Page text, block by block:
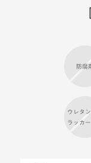
防腐
ウレタ
ラッカ